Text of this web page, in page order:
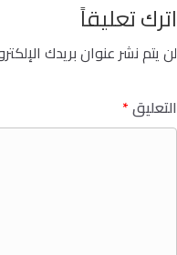
اترك تعليقاً
لن يتم نشر عنوان بريدك
التعليق*